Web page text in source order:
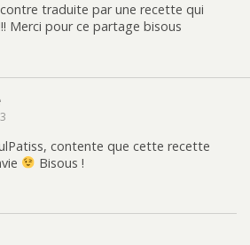
traduite par une recette qui
Merci pour ce partage bisous
contente que cette recette
Bisous !